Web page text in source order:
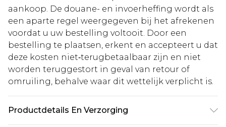
aankoop. De douane- en invoerheffing wordt als
een aparte regel weergegeven bij het afrekenen
voordat u uw bestelling voltooit. Door een
bestelling te plaatsen, erkent en accepteert u dat
deze kosten niet‑terugbetaalbaar zijn en niet
worden teruggestort in geval van retour of
omruiling, behalve waar dit wettelijk verplicht is.
Productdetails En Verzorging